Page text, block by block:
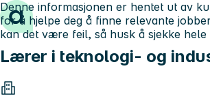
Hopp til innhold
Lærer i teknologi- og
Denne informasjonen er hentet ut av
for å hjelpe deg å finne relevante
kan det være feil, så husk å sjekke hele